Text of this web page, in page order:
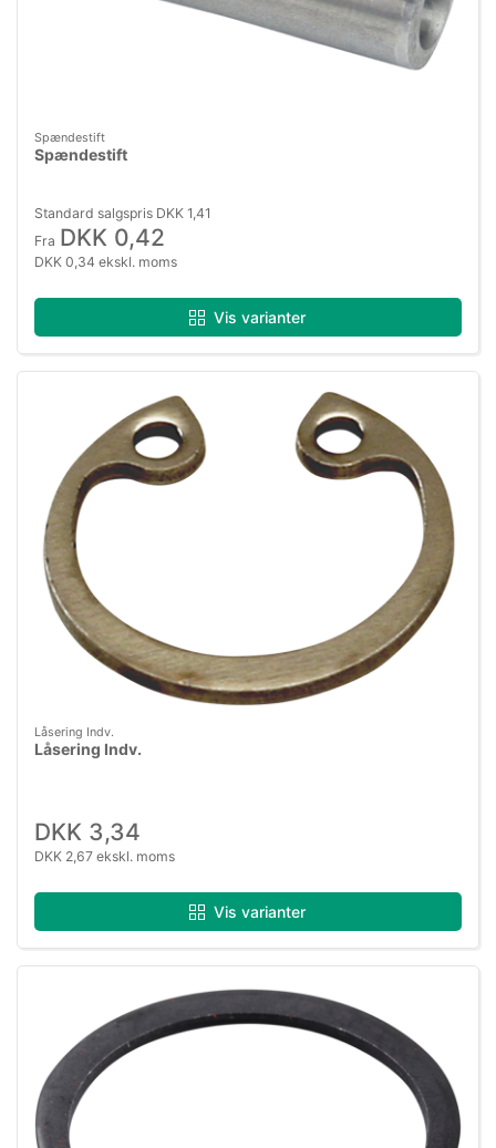
Spændestift
Spændestift
Standard salgspris DKK 1,41
Fra DKK 0,42
DKK 0,34 ekskl. moms
Vis varianter
Låsering Indv.
Låsering Indv.
DKK 3,34
DKK 2,67 ekskl. moms
Vis varianter